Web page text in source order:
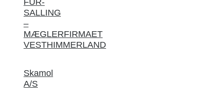
FUR-
SALLING
–
MÆGLERFIRMAET
VESTHIMMERLAND
Skamol
A/S